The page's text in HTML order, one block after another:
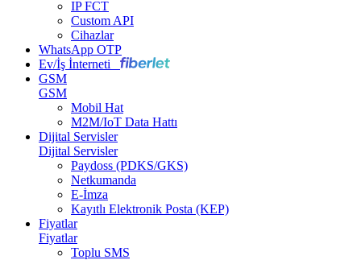
IP FCT
Custom API
Cihazlar
WhatsApp OTP
Ev/İş İnterneti
GSM
GSM
Mobil Hat
M2M/IoT Data Hattı
Dijital Servisler
Dijital Servisler
Paydoss (PDKS/GKS)
Netkumanda
E-İmza
Kayıtlı Elektronik Posta (KEP)
Fiyatlar
Fiyatlar
Toplu SMS